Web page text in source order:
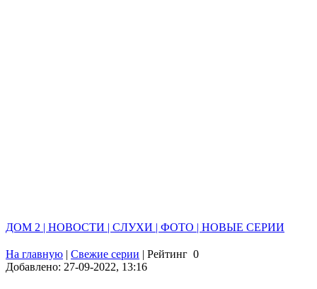
ДОМ 2 | НОВОСТИ | СЛУХИ | ФОТО | НОВЫЕ СЕРИИ
На главную | Свежие серии | Рейтинг 0
Добавлено: 27-09-2022, 13:16